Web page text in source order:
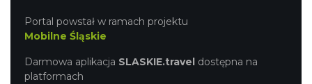
Portal powstał w ramach projektu
Mobilne Śląskie
Darmowa aplikacja SLASKIE.travel dostępna na
platformach